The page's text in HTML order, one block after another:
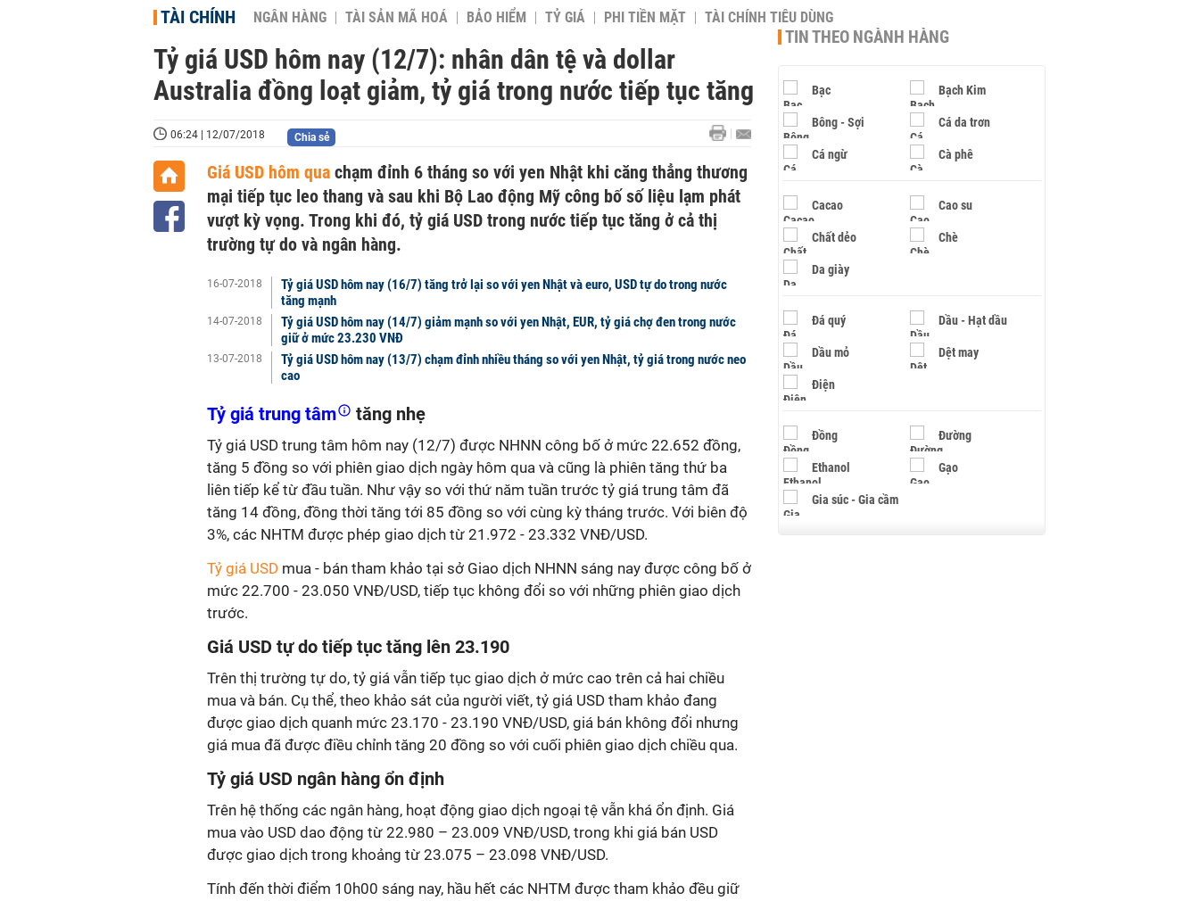
TÀI CHÍNH NGÂN HÀNG TÀI SẢN MÃ HOÁ BẢO HIỂM TỶ GIÁ PHI TIỀN MẶT TÀI CHÍNH TIÊU DÙNG
Tỷ giá USD hôm nay (12/7): nhân dân tệ và dollar
Australia đồng loạt giảm, tỷ giá trong nước tiếp tục tăng
06:24 | 12/07/2018 Chia sẻ
Giá USD hôm qua chạm đỉnh 6 tháng so với yen Nhật khi căng thẳng thương
mại tiếp tục leo thang và sau khi Bộ Lao động Mỹ công bố số liệu lạm phát
vượt kỳ vọng. Trong khi đó, tỷ giá USD trong nước tiếp tục tăng ở cả thị
trường tự do và ngân hàng.
16-07-2018
Tỷ giá USD hôm nay (16/7) tăng trở lại so với yen Nhật và euro, USD tự do trong nước
tăng mạnh
14-07-2018
Tỷ giá USD hôm nay (14/7) giảm mạnh so với yen Nhật, EUR, tỷ giá chợ đen trong nước
giữ ở mức 23.230 VNĐ
13-07-2018
Tỷ giá USD hôm nay (13/7) chạm đỉnh nhiều tháng so với yen Nhật, tỷ giá trong nước neo
cao
Tỷ giá trung tâm tăng nhẹ
Tỷ giá USD trung tâm hôm nay (12/7) được NHNN công bố ở mức 22.652 đồng,
tăng 5 đồng so với phiên giao dịch ngày hôm qua và cũng là phiên tăng thứ ba
liên tiếp kể từ đầu tuần. Như vậy so với thứ năm tuần trước tỷ giá trung tâm đã
tăng 14 đồng, đồng thời tăng tới 85 đồng so với cùng kỳ tháng trước. Với biên độ
3%, các NHTM được phép giao dịch từ 21.972 - 23.332 VNĐ/USD.
Tỷ giá USD mua - bán tham khảo tại sở Giao dịch NHNN sáng nay được công bố ở
mức 22.700 - 23.050 VNĐ/USD, tiếp tục không đổi so với những phiên giao dịch
trước.
Giá USD tự do tiếp tục tăng lên 23.190
Trên thị trường tự do, tỷ giá vẫn tiếp tục giao dịch ở mức cao trên cả hai chiều
mua và bán. Cụ thể, theo khảo sát của người viết, tỷ giá USD tham khảo đang
được giao dịch quanh mức 23.170 - 23.190 VNĐ/USD, giá bán không đổi nhưng
giá mua đã được điều chỉnh tăng 20 đồng so với cuối phiên giao dịch chiều qua.
Tỷ giá USD ngân hàng ổn định
Trên hệ thống các ngân hàng, hoạt động giao dịch ngoại tệ vẫn khá ổn định. Giá
mua vào USD dao động từ 22.980 – 23.009 VNĐ/USD, trong khi giá bán USD
được giao dịch trong khoảng từ 23.075 – 23.098 VNĐ/USD.
Tính đến thời điểm 10h00 sáng nay, hầu hết các NHTM được tham khảo đều giữ
TIN THEO NGÀNH HÀNG
Bạc Bạch Kim
Bông - Sợi Cá da trơn
Cá ngừ Cà phê
Cacao Cao su
Chất dẻo Chè
Da giày
Đá quý Dầu - Hạt dầu
Dầu mỏ Dệt may
Điện
Đồng Đường
Ethanol Gạo
Gia súc - Gia cầm